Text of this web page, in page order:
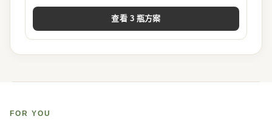
查看 3 瓶方案
FOR YOU